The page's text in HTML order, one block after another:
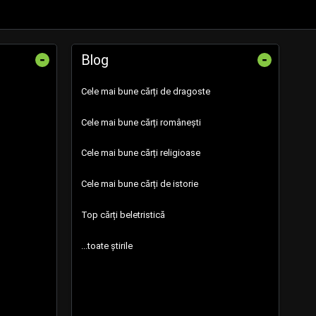
- Blog -
Cele mai bune cărți de dragoste
Cele mai bune cărți românești
Cele mai bune cărți religioase
Cele mai bune cărți de istorie
Top cărți beletristică
...toate știrile